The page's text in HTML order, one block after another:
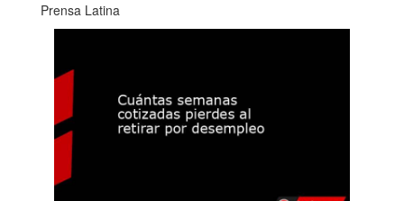
Prensa Latina